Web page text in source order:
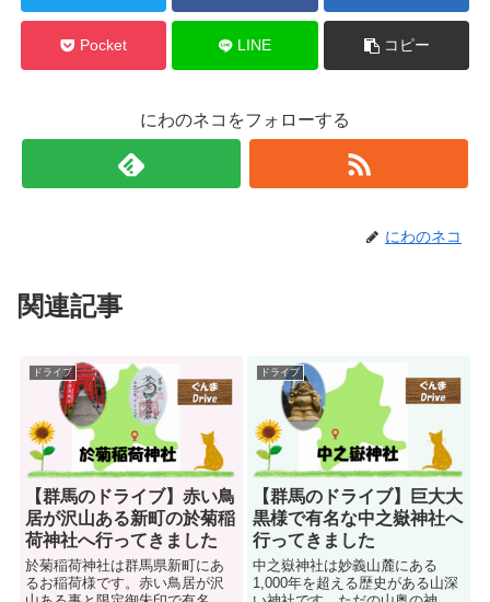
Pocket LINE コピー
にわのネコをフォローする
にわのネコ
関連記事
ドライブ
【群馬のドライブ】赤い鳥
居が沢山ある新町の於菊稲
荷神社へ行ってきました
於菊稲荷神社は群馬県新町にあ
るお稲荷様です。赤い鳥居が沢
ドライブ
【群馬のドライブ】巨大大
黒様で有名な中之嶽神社へ
行ってきました
中之嶽神社は妙義山麓にある
1,000年を超える歴史がある山深